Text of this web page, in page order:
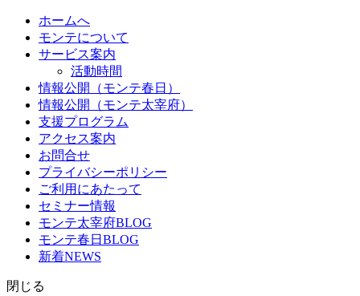
ホームへ
モンテについて
サービス案内
活動時間
情報公開（モンテ春日）
情報公開（モンテ太宰府）
支援プログラム
アクセス案内
お問合せ
プライバシーポリシー
ご利用にあたって
セミナー情報
モンテ太宰府BLOG
モンテ春日BLOG
新着NEWS
閉じる